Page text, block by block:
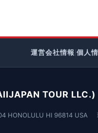
運営会社情報 個人
TOUR LLC.)
HONOLULU HI 96814 USA